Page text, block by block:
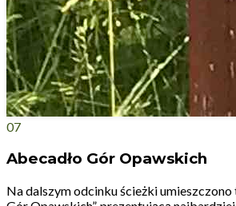
07
Abecadło Gór Opawskich
Na dalszym odcinku ścieżki umieszczono